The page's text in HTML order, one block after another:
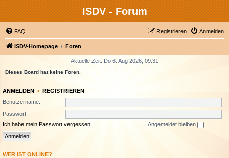
ISDV - Forum
FAQ Anmelden
Registrieren
ISDV-Homepage Foren
Aktuelle Zeit: Do 6. Aug 2026, 09:31
Dieses Board hat keine Foren.
ANMELDEN • REGISTRIEREN
Benutzername:
Passwort:
Ich habe mein Passwort vergessen
Angemeldet bleiben
WER IST ONLINE?